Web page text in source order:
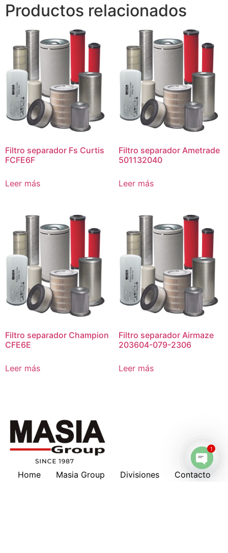
Productos relacionados
Filtro separador Fs Curtis
FCFE6F
Leer más
Filtro separador Ametrade
501132040
Leer más
Filtro separador Champion
CFE6E
Leer más
Filtro separador Airmaze
203604-079-2306
Leer más
Home Masia Group Divisiones
ContactoOpen
1